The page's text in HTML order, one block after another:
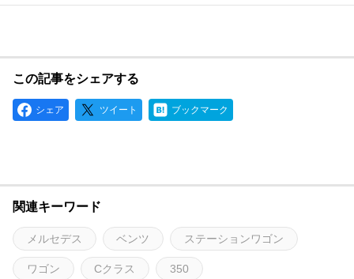
この記事をシェアする
シェア ツイート ブックマーク
関連キーワード
メルセデス ベンツ ステーションワゴン
ワゴン Cクラス 350